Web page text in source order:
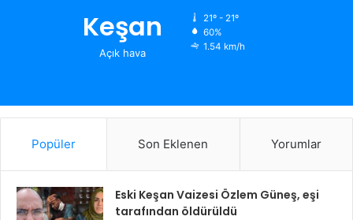
Keşan
Açık hava
21º - 21º
60%
1.54 km/h
Popüler Son Eklenen Yorumlar
Eski Keşan Vaizesi Özlem Güneş, eşi
tarafından öldürüldü